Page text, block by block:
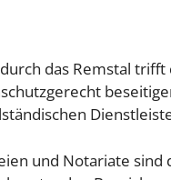
das Remstal
und Notariate